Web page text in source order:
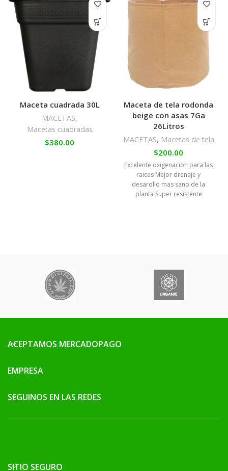
Maceta cuadrada 30L
MACETAS,
Macetas cuadradas
$380.00
Maceta de tela rodonda
beige con asas 7Ga
26Litros
MACETAS, Macetas de tela
$200.00
Excelente oxigenacion para las
raices Mejor drenaje y
desarollo mas sano de la
planta Super resistente
ACEPTAMOS MERCADOPAGO
EMPRESA
SEGUINOS EN LAS REDES
SITIO SEGURO